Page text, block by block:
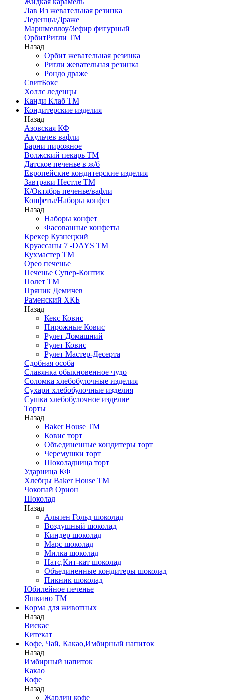
Лав Из жевательная резинка
Леденцы/Драже
Маршмеллоу/Зефир фигурный
ОрбитРигли ТМ
Назад
Орбит жевательная резинка
Ригли жевательная резинка
Рондо драже
СвитБокс
Холлс леденцы
Канди Клаб ТМ
Кондитерские изделия
Назад
Азовская КФ
Акульчев вафли
Барни пирожное
Волжский пекарь ТМ
Датское печенье в ж/б
Европейские кондитерские изделия
Завтраки Нестле ТМ
К/Октябрь печенье/вафли
Конфеты/Наборы конфет
Назад
Наборы конфет
Фасованные конфеты
Крекер Кузнецкий
Круассаны 7 -DAYS ТМ
Кухмастер ТМ
Орео печенье
Печенье Супер-Контик
Полет ТМ
Пряник Демичев
Раменский ХКБ
Назад
Кекс Ковис
Пирожные Ковис
Рулет Домашний
Рулет Ковис
Рулет Мастер-Десерта
Сдобная особа
Славянка обыкновенное чудо
Соломка хлебобулочные изделия
Сухари хлебобулочные изделия
Сушка хлебобулочное изделие
Торты
Назад
Baker House ТМ
Ковис торт
Объединенные кондитеры торт
Черемушки торт
Шоколадница торт
Ударница КФ
Хлебцы Baker House ТМ
Чокопай Орион
Шоколад
Назад
Альпен Гольд шоколад
Воздушный шоколад
Киндер шоколад
Марс шоколад
Милка шоколад
Натс,Кит-кат шоколад
Объединенные кондитеры шоколад
Пикник шоколад
Юбилейное печенье
Яшкино ТМ
Корма для животных
Назад
Вискас
Китекат
Кофе, Чай, Какао,Имбирный напиток
Назад
Имбирный напиток
Какао
Кофе
Назад
Жардин кофе